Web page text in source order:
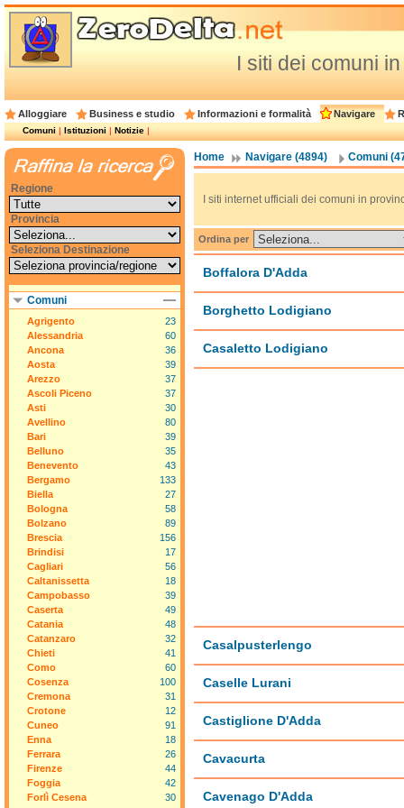
I siti dei comuni
Alloggiare Business e studio Informazioni e formalità Navigare
Comuni|Istituzioni|Notizie|
Home Navigare (4894) Comuni
I siti internet ufficiali dei comuni in
Ordina per
Boffalora D'Adda
Borghetto Lodigiano
Casaletto Lodigiano
Casalpusterlengo
Caselle Lurani
Castiglione D'Adda
Cavacurta
Cavenago D'Adda
Regione
Provincia
Seleziona Destinazione
Comuni
Agrigento
23
Alessandria
60
Ancona
36
Aosta
39
Arezzo
37
Ascoli Piceno
37
Asti
30
Avellino
80
Bari
39
Belluno
35
Benevento
43
Bergamo
133
Biella
27
Bologna
58
Bolzano
89
Brescia
156
Brindisi
17
Cagliari
56
Caltanissetta
18
Campobasso
39
Caserta
49
Catania
48
Catanzaro
32
Chieti
41
Como
60
Cosenza
100
Cremona
31
Crotone
12
Cuneo
91
Enna
18
Ferrara
26
Firenze
44
Foggia
42
Forlì Cesena
30